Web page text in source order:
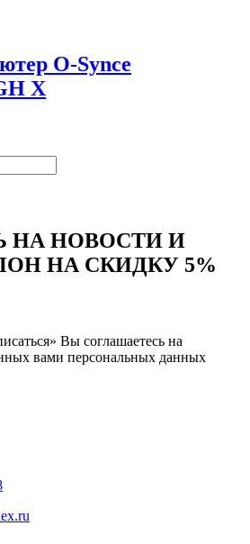
O-Synce
X
НА НОВОСТИ И
НА СКИДКУ 5%
Вы соглашаетесь на
вами персональных данных